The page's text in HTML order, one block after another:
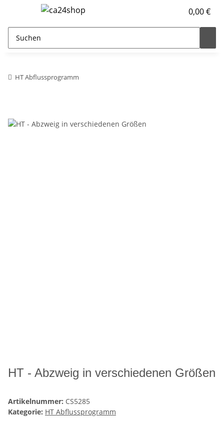
0,00 €
HT Abflussprogramm
HT - Abzweig in verschiedenen Größen
Artikelnummer: CS5285
Kategorie: HT Abflussprogramm